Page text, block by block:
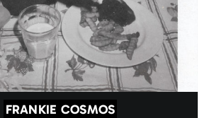
FRANKIE COSMOS